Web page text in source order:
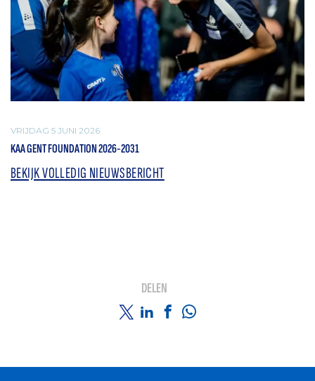
VRIJDAG 5 JUNI 2026
KAA GENT FOUNDATION 2026-2031
BEKIJK VOLLEDIG NIEUWSBERICHT
DELEN